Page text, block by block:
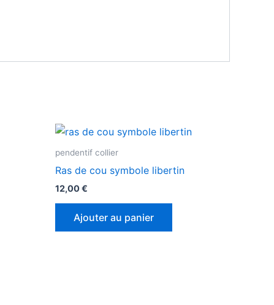
pendentif collier
Ras de cou symbole libertin
12,00€
Ajouter au panier